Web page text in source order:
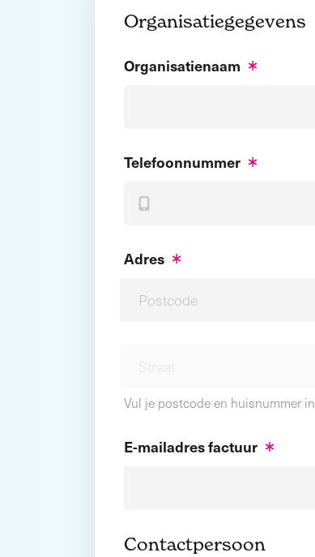
Organisatiegegevens
Organisatienaam
Telefoonnummer
Adres
Vul je postcode en huisnummer in
E-mailadres factuur
Contactpersoon